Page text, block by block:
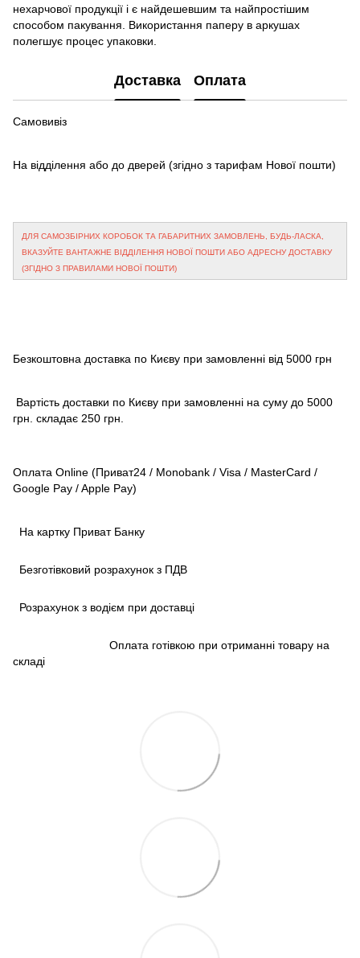
нехарчової продукції і є найдешевшим та найпростішим
способом пакування. Використання паперу в аркушах
полегшує процес упаковки.
Доставка Оплата
Самовивіз
На відділення або до дверей (згідно з тарифам Нової пошти)
ДЛЯ САМОЗБІРНИХ КОРОБОК ТА ГАБАРИТНИХ ЗАМОВЛЕНЬ, БУДЬ-ЛАСКА,
ВКАЗУЙТЕ ВАНТАЖНЕ ВІДДІЛЕННЯ НОВОЇ ПОШТИ АБО АДРЕСНУ ДОСТАВКУ
(ЗГІДНО З ПРАВИЛАМИ НОВОЇ ПОШТИ)
Безкоштовна доставка по Києву при замовленні від 5000 грн
Вартість доставки по Києву при замовленні на суму до 5000
грн. складає 250 грн.
Оплата Online (Приват24 / Monobank / Visa / MasterCard /
Google Pay / Apple Pay)
На картку Приват Банку
Безготівковий розрахунок з ПДВ
Розрахунок з водієм при доставці
Оплата готівкою при отриманні товару на
складі